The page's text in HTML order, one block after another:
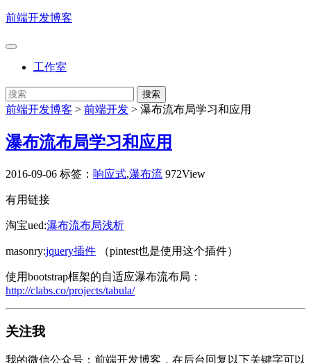
前端开发博客
工作室
前端开发博客 > 前端开发 > 瀑布流布局学习和应用
瀑布流布局学习和应用
2016-09-06 标签： 响应式,瀑布流 972View
有用链接
淘宝ued:瀑布流布局浅析
masonry:jquery插件 （pintest也是使用这个插件）
使用bootstrap框架的自适应瀑布流布局：
http://clabs.co/projects/tabula/
关注我
我的微信公众号：前端开发博客，在后台回复以下关键字可以